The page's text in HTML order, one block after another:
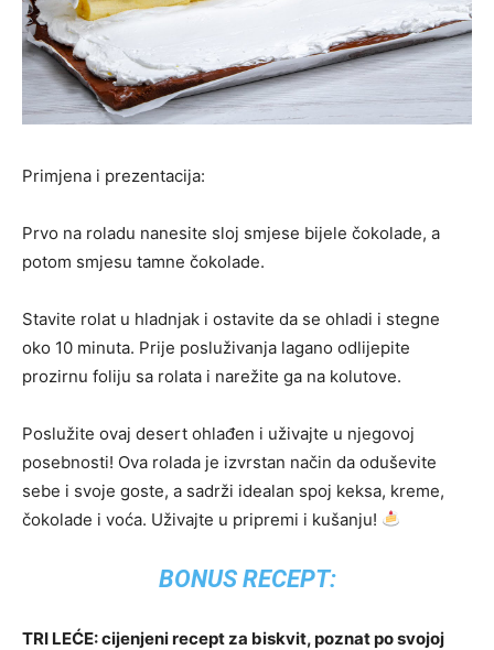
Primjena i prezentacija:
Prvo na roladu nanesite sloj smjese bijele čokolade, a
potom smjesu tamne čokolade.
Stavite rolat u hladnjak i ostavite da se ohladi i stegne
oko 10 minuta. Prije posluživanja lagano odlijepite
prozirnu foliju sa rolata i narežite ga na kolutove.
Poslužite ovaj desert ohlađen i uživajte u njegovoj
posebnosti! Ova rolada je izvrstan način da oduševite
sebe i svoje goste, a sadrži idealan spoj keksa, kreme,
čokolade i voća. Uživajte u pripremi i kušanju!
BONUS RECEPT:
TRI LEĆE: cijenjeni recept za biskvit, poznat po svojoj